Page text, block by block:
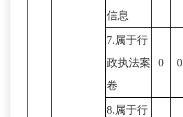
信息
7.属于行
政执法案
卷
0 0
8.属于行